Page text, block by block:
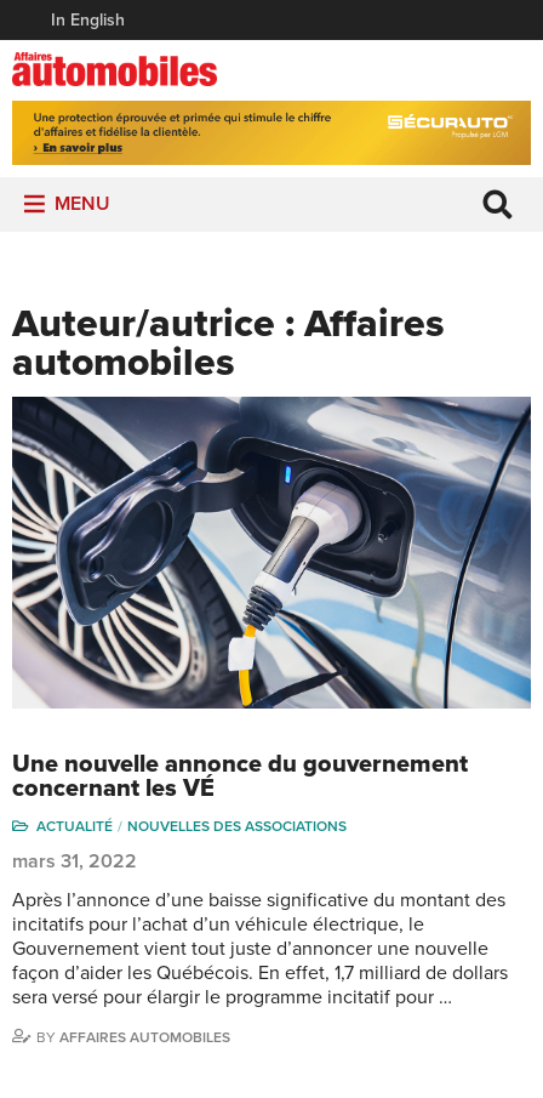
In English
MENU
Auteur/autrice :Affaires
automobiles
Une nouvelle annonce du gouvernement
concernant les VÉ
ACTUALITÉ NOUVELLES DES ASSOCIATIONS
mars 31, 2022
Après l’annonce d’une baisse significative du montant des
incitatifs pour l’achat d’un véhicule électrique, le
Gouvernement vient tout juste d’annoncer une nouvelle
façon d’aider les Québécois. En effet, 1,7 milliard de dollars
sera versé pour élargir le programme incitatif pour …
BY AFFAIRES AUTOMOBILES